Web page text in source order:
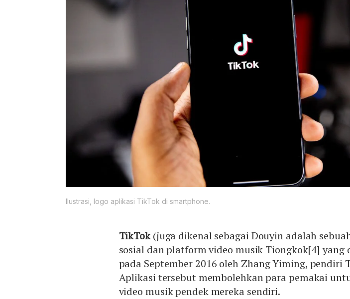
Ilustrasi, logo aplikasi TikTok di smartphone.
TikTok(juga dikenal sebagai Douyin adalah
sosial dan platform video musik Tiongkok[4] yang
pada September 2016 oleh Zhang Yiming, pendiri
Aplikasi tersebut membolehkan para pemakai
video musik pendek mereka sendiri.